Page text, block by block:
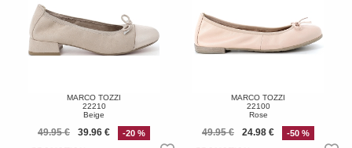
MARCO TOZZI
22210
Beige
49.95 € 39.96 € -20 %
MARCO TOZZI
22100
Rose
49.95 € 24.98 € -50 %